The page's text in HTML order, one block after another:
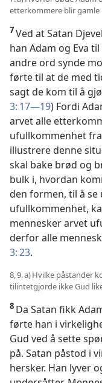
etterkommere blir gamle
7Ved at Satan
han Adam og Eva
andre ord synde
førte til at de med
sagt de kom til å
3: 17—19) Fordi
arvet alle
ufullkommenhet
illustrere denne
skal bake brød og
bulk i, hvordan
den formen, til å se
ufullkommenhet,
mennesker arvet
derfor alle
3: 23.
8, 9. a) Hvilke påstander
tilintetgjorde ikke Gud
8 Da Satan fikk
førte han i
Gud ved å sette
på. Satan påstod i
hersker. Han lyver